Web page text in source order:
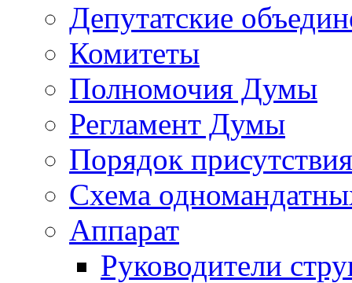
Депутатские
Комитеты
Полномочия Думы
Регламент Думы
Порядок
Схема
Аппарат
Руководители